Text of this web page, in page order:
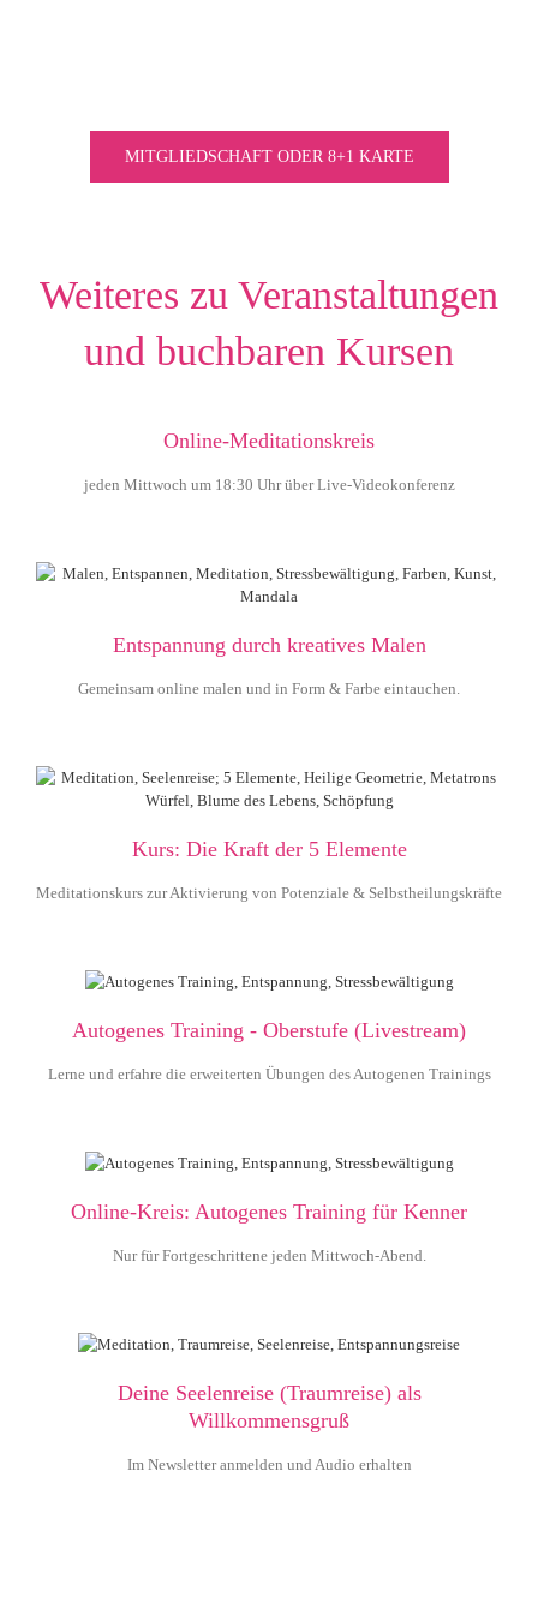
MITGLIEDSCHAFT ODER 8+1 KARTE
Weiteres zu Veranstaltungen
und buchbaren Kursen
Online-Meditationskreis
jeden Mittwoch um 18:30 Uhr über Live-Videokonferenz
Entspannung durch kreatives Malen
Gemeinsam online malen und in Form & Farbe eintauchen.
Kurs: Die Kraft der 5 Elemente
Meditationskurs zur Aktivierung von Potenziale & Selbstheilungskräfte
Autogenes Training - Oberstufe (Livestream)
Lerne und erfahre die erweiterten Übungen des Autogenen Trainings
Online-Kreis: Autogenes Training für Kenner
Nur für Fortgeschrittene jeden Mittwoch-Abend.
Deine Seelenreise (Traumreise) als
Willkommensgruß
Im Newsletter anmelden und Audio erhalten